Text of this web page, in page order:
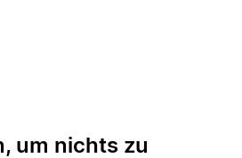
um nichts zu